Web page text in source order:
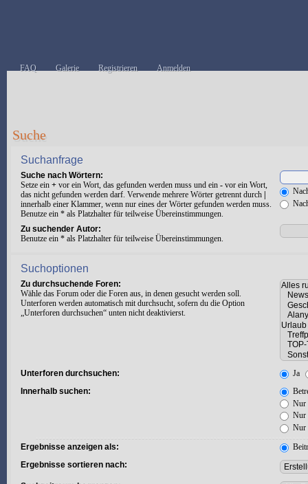
FAQ Galerie Registrieren Anmelden
Suche
Suchanfrage
Suche nach Wörtern:
Setze ein + vor ein Wort, das gefunden werden muss und ein - vor ein Wort,
das nicht gefunden werden darf. Verwende mehrere Wörter getrennt durch
innerhalb einer Klammer, wenn nur eines der Wörter gefunden werden muss.
Benutze ein * als Platzhalter für teilweise Übereinstimmungen.
Zu suchender Autor:
Benutze ein * als Platzhalter für teilweise Übereinstimmungen.
Suchoptionen
Zu durchsuchende Foren:
Wähle das Forum oder die Foren aus, in denen gesucht werden soll.
Unterforen werden automatisch mit durchsucht, sofern du die Option
„Unterforen durchsuchen“ unten nicht deaktivierst.
Unterforen durchsuchen:
Ja
Innerhalb suchen:
Nur
Nur
Nur
Ergebnisse anzeigen als:
Ergebnisse sortieren nach: